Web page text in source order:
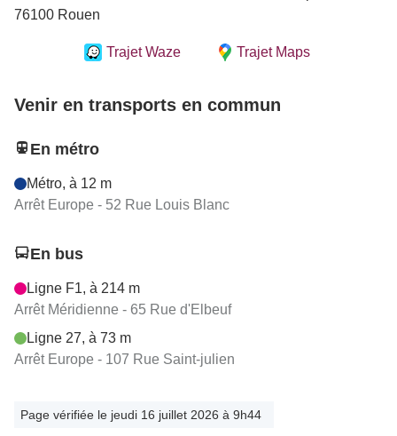
76100 Rouen
Trajet Waze Trajet Maps
Venir en transports en commun
En métro
Métro, à 12 m
Arrêt Europe - 52 Rue Louis Blanc
En bus
Ligne F1, à 214 m
Arrêt Méridienne - 65 Rue d'Elbeuf
Ligne 27, à 73 m
Arrêt Europe - 107 Rue Saint-julien
Page vérifiée le jeudi 16 juillet 2026 à 9h44